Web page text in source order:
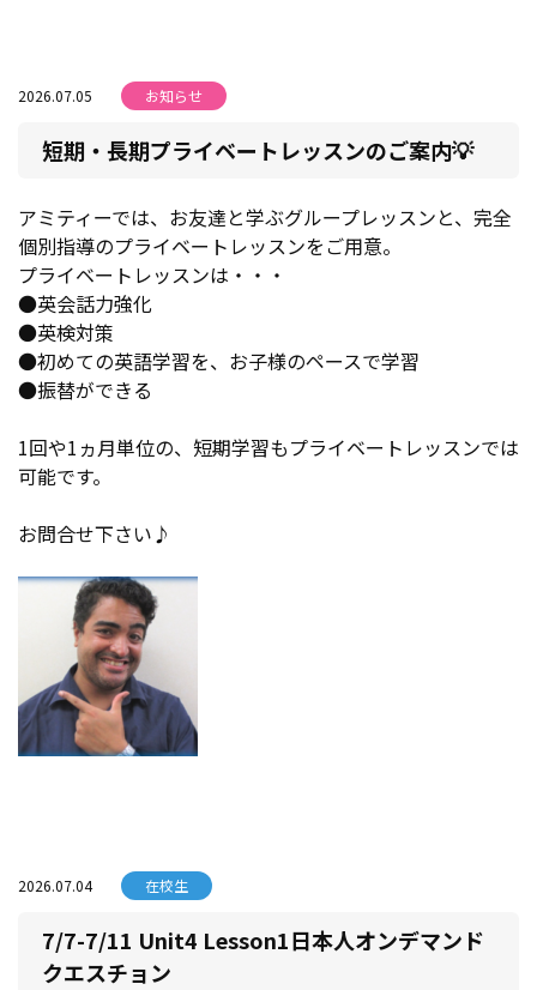
2026.07.05 お知らせ
短期・長期プライベートレッスンのご案内💡
アミティーでは、お友達と学ぶグループレッスンと、完全
個別指導のプライベートレッスンをご用意。
プライベートレッスンは・・・
●英会話力強化
●英検対策
●初めての英語学習を、お子様のペースで学習
●振替ができる
1回や1ヵ月単位の、短期学習もプライベートレッスンでは
可能です。
お問合せ下さい♪
2026.07.04 在校生
7/7-7/11 Unit4 Lesson1日本人オンデマンド
クエスチョン